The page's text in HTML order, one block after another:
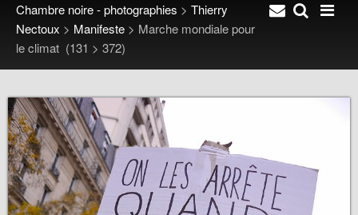
Chambre noire - photographies > Thierry
Nectoux > Manifeste > Marche mondiale pour
le climat (131 > 372)